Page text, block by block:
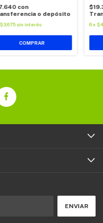
con
o depósito
$3.675 sin interés
COMPRAR
6x